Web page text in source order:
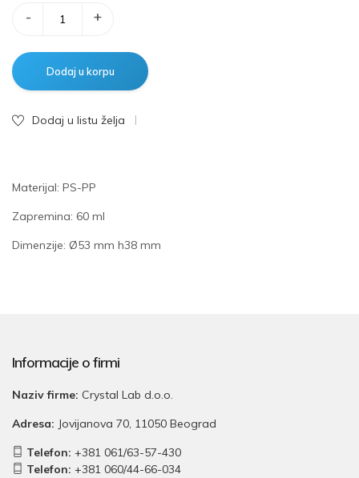
- +
Dodaj u listu želja
Materijal: PS-PP
Zapremina: 60 ml
Dimenzije: Ø53 mm h38 mm
Informacije o firmi
Naziv firme: Crystal Lab d.o.o.
Adresa: Jovijanova 70, 11050 Beograd
Telefon: +381 061/63-57-430
Telefon: +381 060/44-66-034